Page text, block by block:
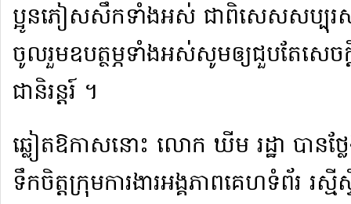
ប្អូន​ភៀស​សឹក​ទាំងអស់ ជាពិសេស​សប្បុរ
ចូលរួម​ឧបត្ថម្ភ​ទាំងអស់​សូមឲ្យ​ជួបតែ​សេច
ជា​និរន្តរ៍ ។​
ឆ្លៀត​ឱកាស​នោះ លោក ឃីម រដ្ឋា បាន​
ទឹកចិត្ត​ក្រុមការងារ​អង្គភាព​គេហទំព័រ រស្